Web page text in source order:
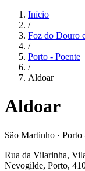
Início
/
Foz do Douro
/
Porto - Poente
/
Aldoar
Aldoar
São Martinho · Porto
Rua da Vilarinha,
Nevogilde, Porto,